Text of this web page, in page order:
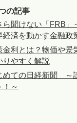
の記事
ら聞けない「FRB」
経済を動かす金融政
金利とは？物価や景
りやすく解説
めての日経新聞 ～
！～